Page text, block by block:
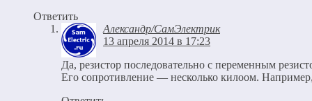
Ответить
Александр/СамЭлектрик
13 апреля 2014 в 17:23
Да, резистор последовательно с переменным
Его сопротивление — несколько килоом.